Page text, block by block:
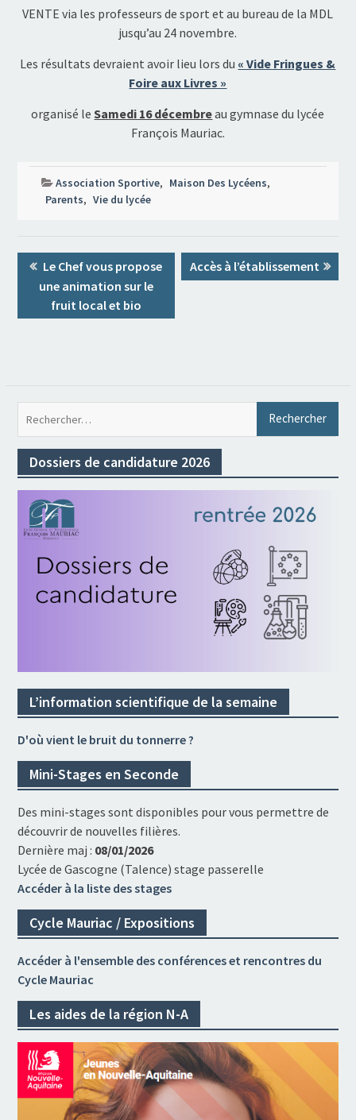
VENTE via les professeurs de sport et au bureau de la MDL
jusqu’au 24 novembre.
Les résultats devraient avoir lieu lors du « Vide Fringues &
Foire aux Livres »
organisé leSamedi 16 décembreau gymnase du lycée
François Mauriac.
Association Sportive, Maison Des Lycéens,
Parents, Vie du lycée
de
l’article
Previous
post:
Le Chef vous propose
une animation sur le
fruit local et bio
Next
post:
Accès à l’établissement
Dossiers de candidature 2026
L’information scientifique de la semaine
D'où vient le bruit du tonnerre ?
Mini-Stages en Seconde
Des mini-stages sont disponibles pour vous permettre de
découvrir de nouvelles filières.
Dernière maj : 08/01/2026
Lycée de Gascogne (Talence) stage passerelle
Accéder à la liste des stages
Cycle Mauriac / Expositions
Accéder à l'ensemble des conférences et rencontres du
Cycle Mauriac
Les aides de la région N-A